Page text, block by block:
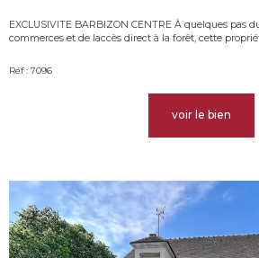
EXCLUSIVITE BARBIZON CENTRE À quelques pas
commerces et de laccès direct à la forêt, cette
Réf : 7096
voir le bien